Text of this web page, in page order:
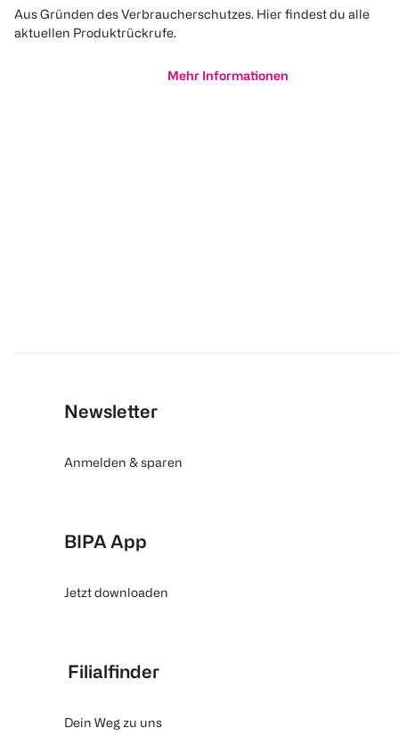
Aus Gründen des Verbraucherschutzes. Hier findest du alle
aktuellen Produktrückrufe.
Mehr Informationen
Newsletter
Anmelden & sparen
BIPA App
Jetzt downloaden
Filialfinder
Dein Weg zu uns